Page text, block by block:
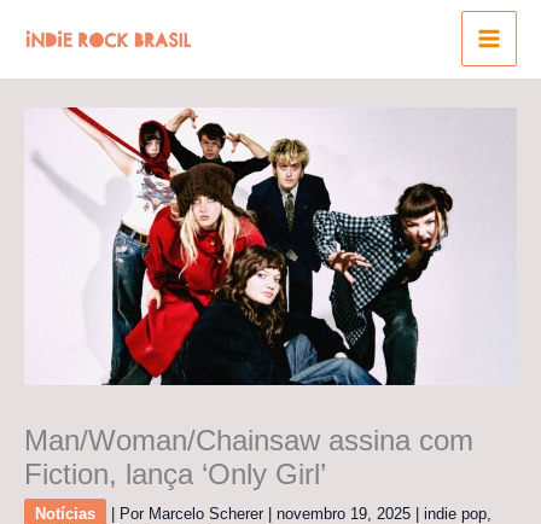
para
o
conteúdo
Man/Woman/Chainsaw assina com
Fiction, lança ‘Only Girl’
Notícias | Por Marcelo Scherer | novembro 19, 2025 | indie pop